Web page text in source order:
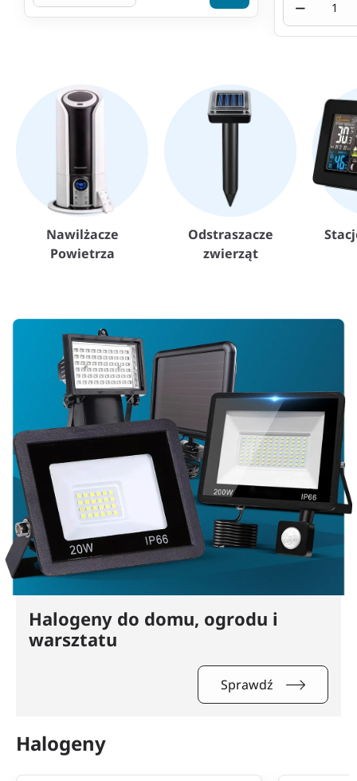
−
Nawilżacze
Powietrza
Odstraszacze
zwierząt
Halogeny do domu, ogrodu i
warsztatu
Sprawdź
Halogeny